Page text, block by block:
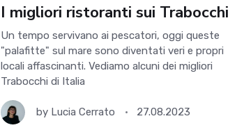
I migliori ristoranti sui Trabocchi
Un tempo servivano ai pescatori, oggi queste
"palafitte" sul mare sono diventati veri e propri
locali affascinanti. Vediamo alcuni dei migliori
Trabocchi di Italia
by Lucia Cerrato 27.08.2023